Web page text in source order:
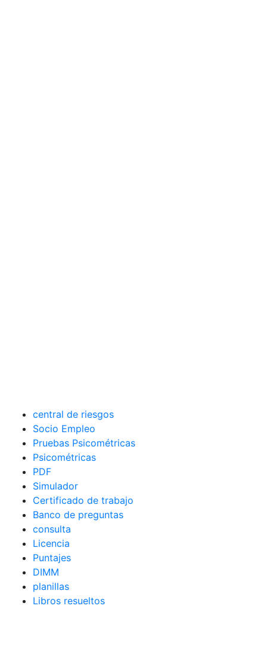
central de riesgos
Socio Empleo
Pruebas Psicométricas
Psicométricas
PDF
Simulador
Certificado de trabajo
Banco de preguntas
consulta
Licencia
Puntajes
DIMM
planillas
Libros resueltos